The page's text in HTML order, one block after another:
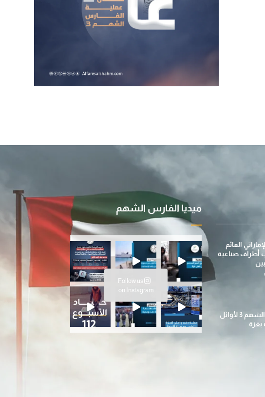
العائم
أطراف صناعية
زيارة الفارس الشهم 3 لأوائل
بغزة
ميديا الفارس الشهم
تطلق عملية االأولى
جهودها الإنسانية المتواصلة…عملية الفارس ال
عملية الفارس الشهم 3، تومساعدات شاملة ت
Follow us
on Instagram